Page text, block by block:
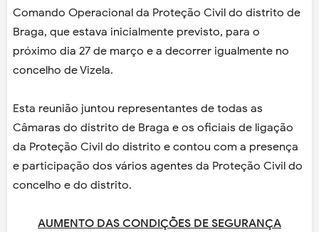
Comando Operacional da Proteção Civil do distrito de
Braga, que estava inicialmente previsto, para o
próximo dia 27 de março e a decorrer igualmente no
concelho de Vizela.
Esta reunião juntou representantes de todas as
Câmaras do distrito de Braga e os oficiais de ligação
da Proteção Civil do distrito e contou com a presença
e participação dos vários agentes da Proteção Civil do
concelho e do distrito.
AUMENTO DAS CONDIÇÕES DE SEGURANÇA